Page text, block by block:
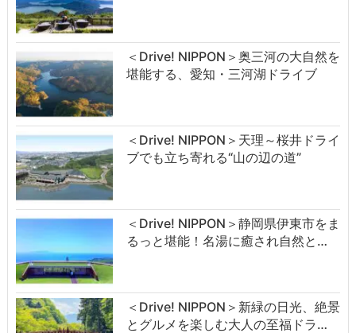
＜Drive! NIPPON＞奥三河の大自然を
堪能する、愛知・三河湖ドライブ
＜Drive! NIPPON＞天理～桜井ドライ
ブでも立ち寄れる“山の辺の道”
＜Drive! NIPPON＞静岡県伊東市をま
るっと堪能！名湯に癒され自然と…
＜Drive! NIPPON＞新緑の日光、絶景
とグルメを楽しむ大人の至福ドラ…